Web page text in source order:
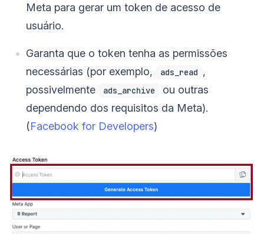
Meta para gerar um token de acesso de
usuário.
Garanta que o token tenha as permissões
necessárias (por exemplo,
ads_read ,
possivelmente
ads_archive
ou outras
dependendo dos requisitos da Meta).
(Facebook for Developers)